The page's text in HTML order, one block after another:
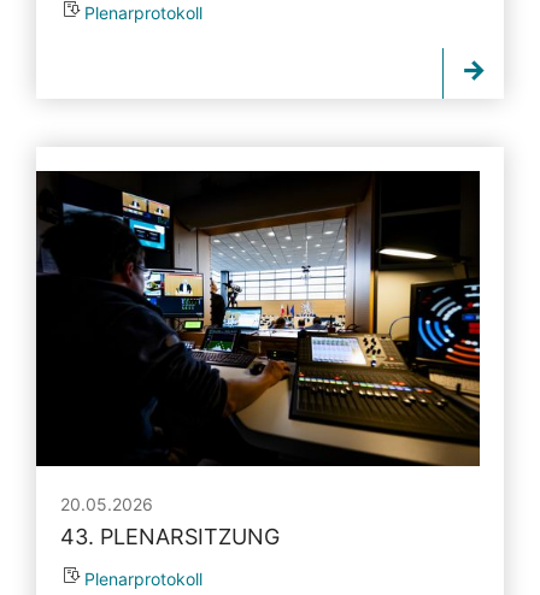
Plenarprotokoll
20.05.2026
43. PLENARSITZUNG
Plenarprotokoll